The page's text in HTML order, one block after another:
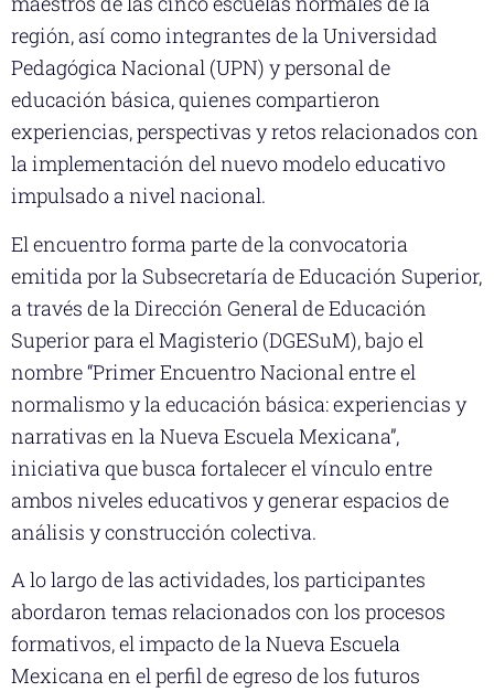
región, así como integrantes de la Universidad
Pedagógica Nacional (UPN) y personal de
educación básica, quienes compartieron
experiencias, perspectivas y retos relacionados con
la implementación del nuevo modelo educativo
impulsado a nivel nacional.
El encuentro forma parte de la convocatoria
emitida por la Subsecretaría de Educación Superior,
a través de la Dirección General de Educación
Superior para el Magisterio (DGESuM), bajo el
nombre “Primer Encuentro Nacional entre el
normalismo y la educación básica: experiencias y
narrativas en la Nueva Escuela Mexicana”,
iniciativa que busca fortalecer el vínculo entre
ambos niveles educativos y generar espacios de
análisis y construcción colectiva.
A lo largo de las actividades, los participantes
abordaron temas relacionados con los procesos
formativos, el impacto de la Nueva Escuela
Mexicana en el perfil de egreso de los futuros